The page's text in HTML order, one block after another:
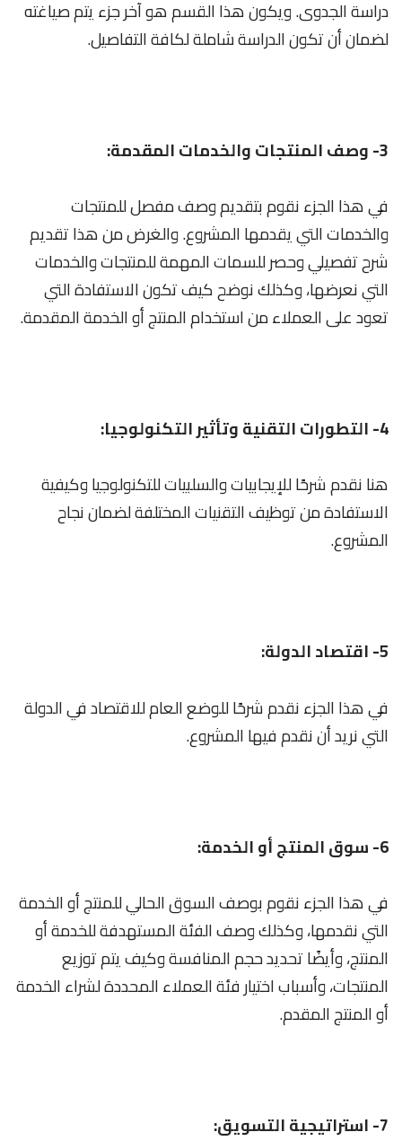
دراسة الجدوى. ويكون هذا القسم هو آخر جزء يتم صياغته
لضمان أن تكون الدراسة شاملة لكافة التفاصيل.
3- وصف المنتجات والخدمات المقدمة:
في هذا الجزء نقوم بتقديم وصف مفصل للمنتجات
والخدمات التي يقدمها المشروع. والغرض من هذا تقديم
شرح تفصيلي وحصر للسمات المهمة للمنتجات والخدمات
التي نعرضها، وكذلك نوضح كيف تكون الاستفادة التي
تعود على العملاء من استخدام المنتج أو الخدمة المقدمة.
4- التطورات التقنية وتأثير التكنولوجيا:
هنا نقدم شرحًا للإيجابيات والسلبيات للتكنولوجيا وكيفية
الاستفادة من توظيف التقنيات المختلفة لضمان نجاح
المشروع.
5- اقتصاد الدولة:
في هذا الجزء نقدم شرحًا للوضع العام للاقتصاد في الدولة
التي نريد أن نقدم فيها المشروع.
6- سوق المنتج أو الخدمة:
في هذا الجزء نقوم بوصف السوق الحالي للمنتج أو الخدمة
التي نقدمها، وكذلك وصف الفئة المستهدفة للخدمة أو
المنتج، وأيضًا تحديد حجم المنافسة وكيف يتم توزيع
المنتجات، وأسباب اختيار فئة العملاء المحددة لشراء الخدمة
أو المنتج المقدم.
7- استراتيجية التسويق: